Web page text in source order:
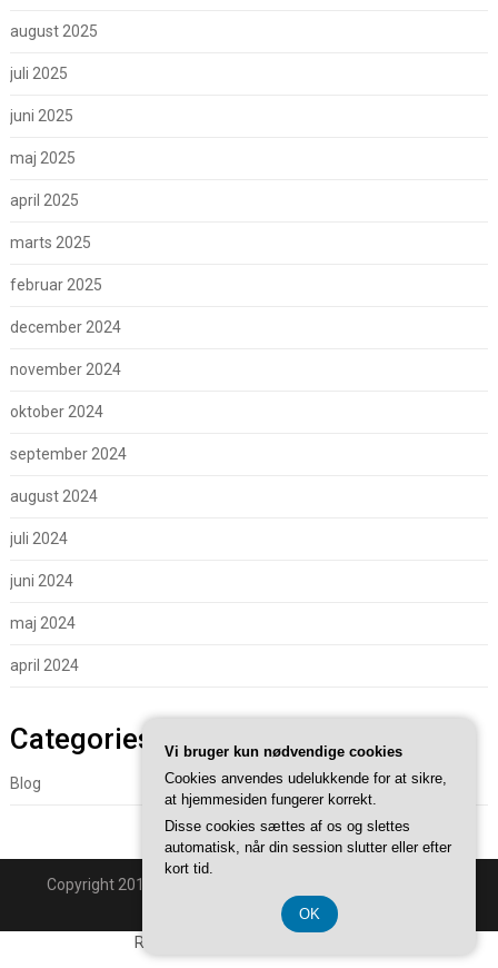
august 2025
juli 2025
juni 2025
maj 2025
april 2025
marts 2025
februar 2025
december 2024
november 2024
oktober 2024
september 2024
august 2024
juli 2024
juni 2024
maj 2024
april 2024
Categories
Blog
Copyright 2018 - Powered By
Back to Top ↑
Registreringsnummer 37407739
Vi bruger kun nødvendige cookies
Cookies anvendes udelukkende for at sikre,
at hjemmesiden fungerer korrekt.
Disse cookies sættes af os og slettes
automatisk, når din session slutter eller efter
kort tid.
OK